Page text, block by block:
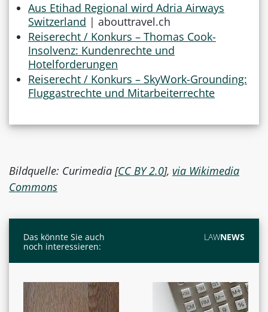
Aus Etihad Regional wird Adria Airways
Switzerland | abouttravel.ch
Reiserecht / Konkurs – Thomas Cook-
Insolvenz: Kundenrechte und
Hotelforderungen
Reiserecht / Konkurs – SkyWork-Grounding:
Fluggastrechte und Mitarbeiterrechte
Bildquelle: Curimedia [CC BY 2.0], via Wikimedia
Commons
Das könnte Sie auch
noch interessieren:
LAWNEWS